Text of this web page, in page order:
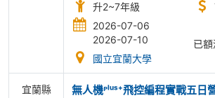
升2~7年級
2026-07-06
2026-07-10
國立宜蘭大學
已
宜蘭縣 無人機ᴾˡᵘˢ⁺飛控編程實戰五日